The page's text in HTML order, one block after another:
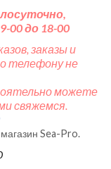
00 до 18-00
заказы и
телефону не
можете
свяжемся.
Sea-Pro.